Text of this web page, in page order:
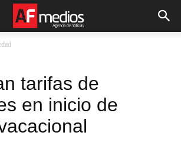
tarifas de
en inicio de